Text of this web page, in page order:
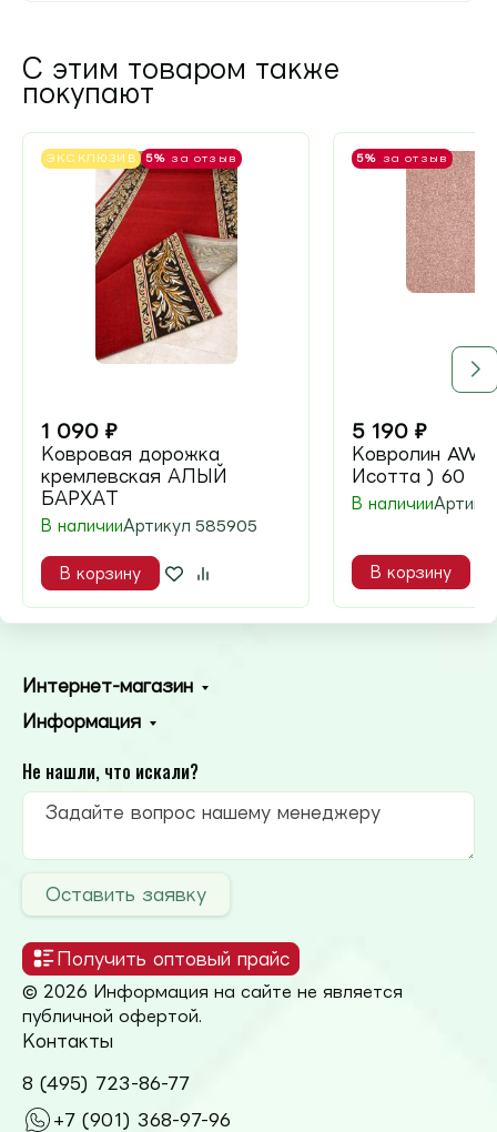
С этим товаром также
покупают
ЭКСКЛЮЗИВ 5% за отзыв
1 090 ₽
Ковровая дорожка
кремлевская АЛЫЙ
БАРХАТ
В наличииАртикул 585905
В корзину
5% за отзыв
5 190 ₽
Ковролин AW
Исотта ) 60
В наличии
В корзину
Интернет-магазин
Информация
Не нашли, что искали?
Оставить заявку
Получить оптовый прайс
© 2026 Информация на сайте не является
публичной офертой.
Контакты
8 (495) 723-86-77
+7 (901) 368-97-96